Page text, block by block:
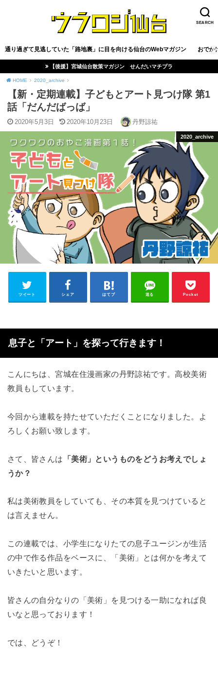
SEARCH
通り過ぎて見逃していた「路地裏」に目を向ける仙台のWebマガジン おでか
【後援】宮城仙台散策マガジン せんだいマチプラ
HOME 2020_archive
【新・定期連載】子どもとアート見つけ隊 第1
話「だんだばっば」
2020年5月3日 2020年10月23日 丹野諒祐
2020_archive
ツイート シェア はてブ 送る Pocket
息子と「アート」を探って行きます！
こんにちは、宮城在住漫画家の丹野諒祐です。高校美術
教員もしています。
今回から連載を持たせていただくことになりました。よ
ろしくお願い致します。
さて、皆さんは 「美術」というものをどうお考えでしょ
うか？
私は美術教員をしていても、その本質を見つけていると
は言えません。
この連載では、小学生になりたての息子ユージンが生活
の中で作る作品をベースに、「美術」とは何かを考えて
いきたいと思います。
皆さんの自分なりの「美術」を見つける一助になれば良
いなと思っております！
では、どうぞ！